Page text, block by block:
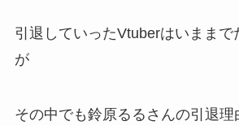
引退していったVtuberはいままで
が
その中でも鈴原るるさんの引退理